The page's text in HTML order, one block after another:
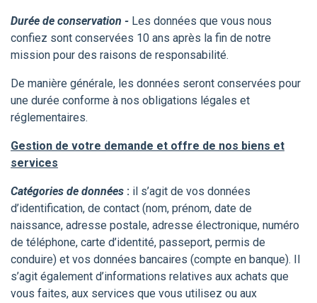
Durée de conservation - Les données que vous nous
confiez sont conservées 10 ans après la fin de notre
mission pour des raisons de responsabilité.
De manière générale, les données seront conservées pour
une durée conforme à nos obligations légales et
réglementaires.
Gestion de votre demande et offre de nos biens et
services
Catégories de données : il s’agit de vos données
d’identification, de contact (nom, prénom, date de
naissance, adresse postale, adresse électronique, numéro
de téléphone, carte d’identité, passeport, permis de
conduire) et vos données bancaires (compte en banque). Il
s’agit également d’informations relatives aux achats que
vous faites, aux services que vous utilisez ou aux